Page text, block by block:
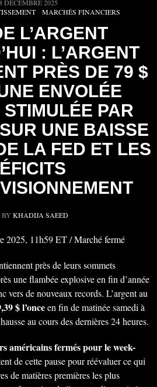
DÉCEMBRE 2025
· MARCHÉS FINANCIERS
L’ARGENT
: L’ARGENT
PRÈS DE 79 $
ENVOLÉE
PAR
UNE BAISSE
LA FED ET LES
BY KHADIJA SAEED
2025, 11h59 ET / Marché fermé
près de leurs sommets
une flambée explosive en fin d’année
vers de nouveaux records. L’argent au
$ l’onceen fin de matinée samedi à
au cours des dernières 24 heures.
américains fermés pour le week-
de cette pause pour réévaluer ce qui
de matières premières les plus